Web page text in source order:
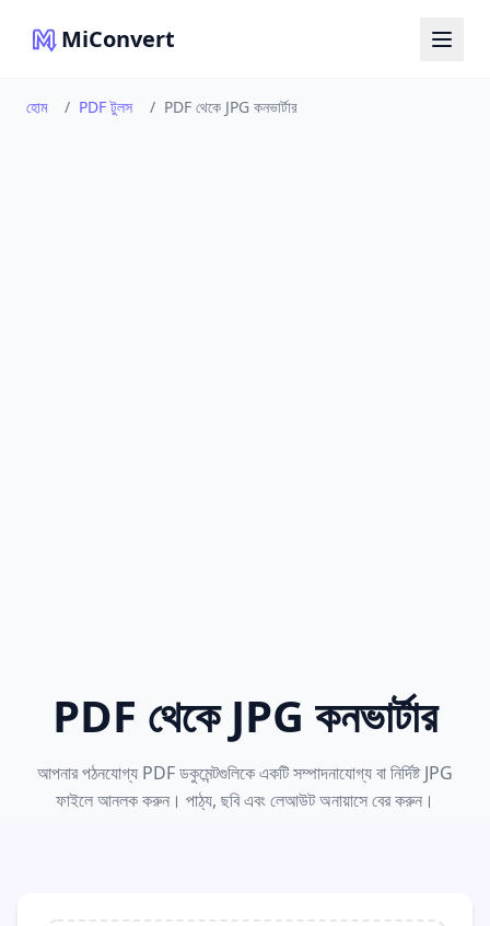
MiConvert
হোম / PDF টুলস / PDF থেকে JPG কনভার্টার
PDF থেকে JPG কনভার্টার
আপনার পঠনযোগ্য PDF ডকুমেন্টগুলিকে একটি সম্পাদনাযোগ্য বা নির্দিষ্ট JPG
ফাইলে আনলক করুন। পাঠ্য, ছবি এবং লেআউট অনায়াসে বের করুন।